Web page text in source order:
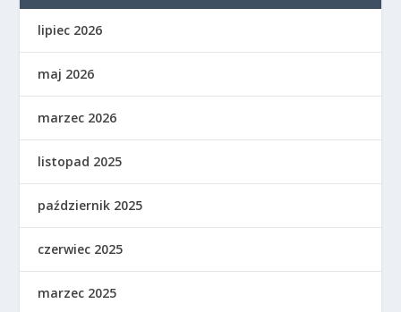
lipiec 2026
maj 2026
marzec 2026
listopad 2025
październik 2025
czerwiec 2025
marzec 2025